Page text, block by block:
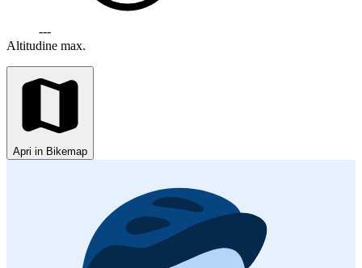
---
Altitudine max.
Apri in Bikemap